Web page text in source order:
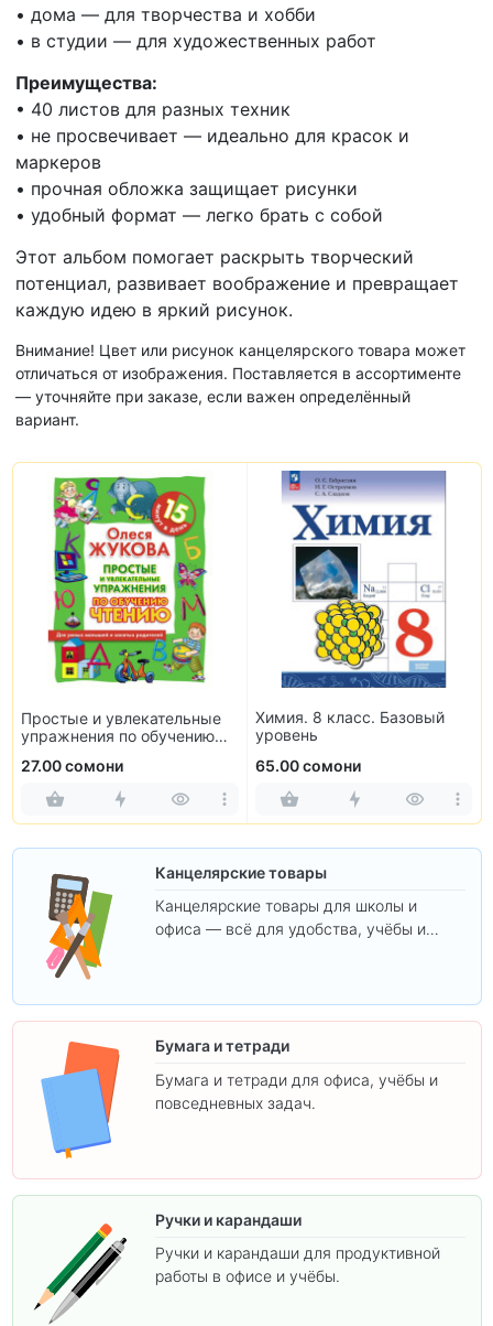
• дома — для творчества и хобби
• в студии — для художественных работ
Преимущества:
• 40 листов для разных техник
• не просвечивает — идеально для красок и
маркеров
• прочная обложка защищает рисунки
• удобный формат — легко брать с собой
Этот альбом помогает раскрыть творческий
потенциал, развивает воображение и превращает
каждую идею в яркий рисунок.
Внимание! Цвет или рисунок канцелярского товара может
отличаться от изображения. Поставляется в ассортименте
— уточняйте при заказе, если важен определённый
вариант.
Простые и увлекательные
упражнения по обучению
27.00 сомони
Химия. 8 класс. Базовый
уровень
65.00 сомони
Канцелярские товары
Канцелярские товары для школы и
офиса — всё для удобства, учёбы и
Бумага и тетради
Бумага и тетради для офиса, учёбы и
повседневных задач.
Ручки и карандаши
Ручки и карандаши для продуктивной
работы в офисе и учёбы.